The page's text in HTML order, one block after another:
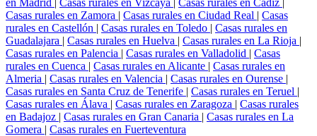
Casas rurales en Zamora | Casas rurales en Ciudad Real | Casas
rurales en Castellón | Casas rurales en Toledo | Casas rurales en
Guadalajara | Casas rurales en Huelva | Casas rurales en La Rioja |
Casas rurales en Palencia | Casas rurales en Valladolid | Casas
rurales en Cuenca | Casas rurales en Alicante | Casas rurales en
Almeria | Casas rurales en Valencia | Casas rurales en Ourense |
Casas rurales en Santa Cruz de Tenerife | Casas rurales en Teruel |
Casas rurales en Álava | Casas rurales en Zaragoza | Casas rurales
en Badajoz | Casas rurales en Gran Canaria | Casas rurales en La
Gomera | Casas rurales en Fuerteventura